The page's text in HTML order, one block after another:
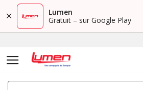
Lumen
Gratuit – sur Google Play
PRODUITS